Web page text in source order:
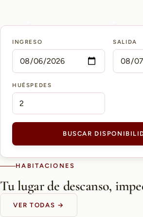
15 min
AEROPUERTO PETTIROSSI
10 min
CASCO
INGRESO SALIDA
HUÉSPEDES
BUSCAR
HABITACIONES
Tu lugar de descanso,
VER TODAS →